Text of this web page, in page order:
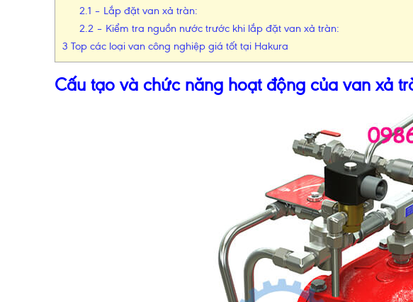
2.1 – Lắp đặt van xả tràn:
2.2 – Kiểm tra nguồn nước trước khi lắp đặt van xả tràn:
3 Top các loại van công nghiệp giá tốt tại Hakura
Cấu tạo và chức năng hoạt động của van xả